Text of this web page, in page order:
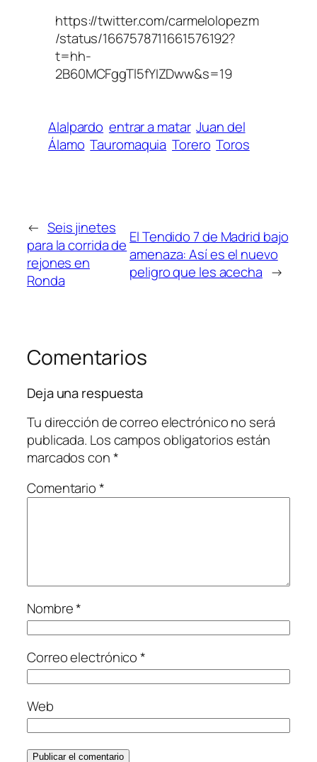
https://twitter.com/carmelolopezm
/status/1667578711661576192?
t=hh-
2B60MCFggTl5fYIZDww&s=19
Alalpardo entrar a matar Juan del
Álamo Tauromaquia Torero Toros
← Seis jinetes
para la corrida de
rejones en
Ronda
El Tendido 7 de Madrid bajo
amenaza: Así es el nuevo
peligro que les acecha →
Comentarios
Deja una respuesta
Tu dirección de correo electrónico no será
publicada. Los campos obligatorios están
marcados con*
Comentario*
Nombre*
Correo electrónico*
Web